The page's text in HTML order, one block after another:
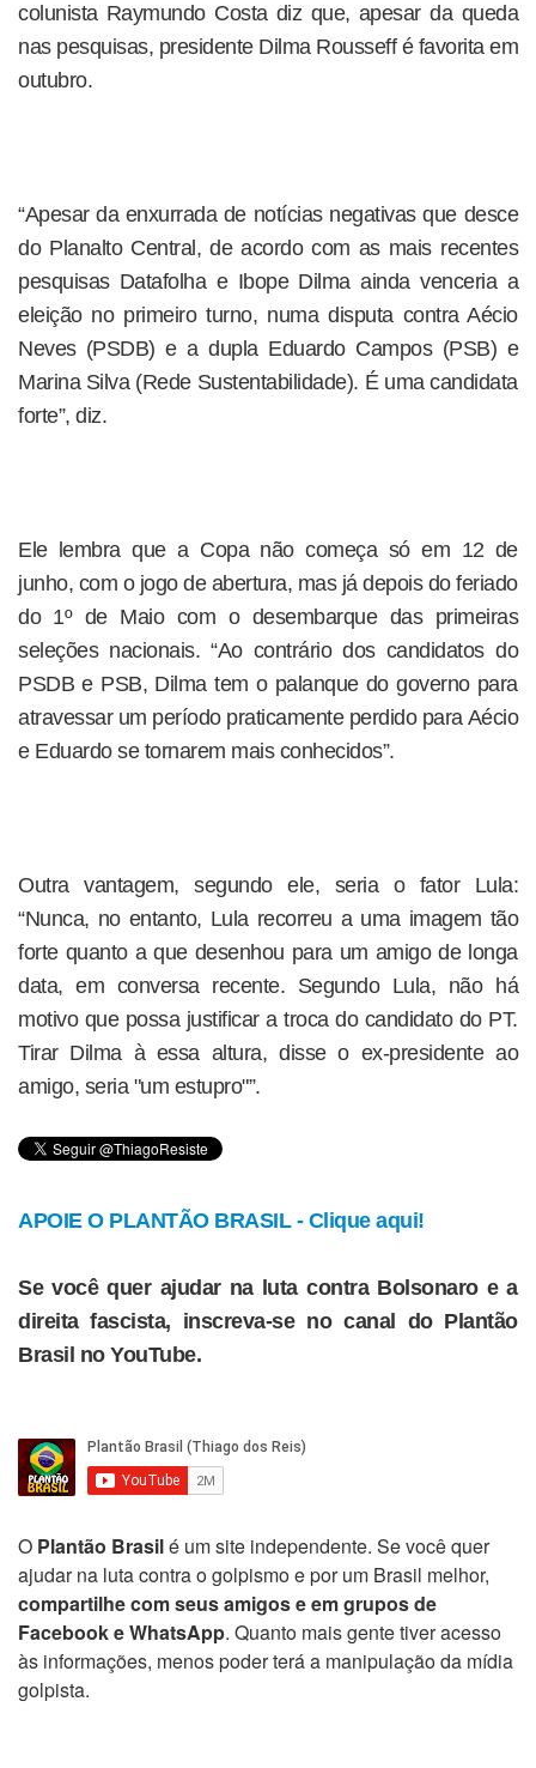
colunista Raymundo Costa diz que, apesar da queda
nas pesquisas, presidente Dilma Rousseff é favorita em
outubro.
“Apesar da enxurrada de notícias negativas que desce
do Planalto Central, de acordo com as mais recentes
pesquisas Datafolha e Ibope Dilma ainda venceria a
eleição no primeiro turno, numa disputa contra Aécio
Neves (PSDB) e a dupla Eduardo Campos (PSB) e
Marina Silva (Rede Sustentabilidade). É uma candidata
forte”, diz.
Ele lembra que a Copa não começa só em 12 de
junho, com o jogo de abertura, mas já depois do feriado
do 1º de Maio com o desembarque das primeiras
seleções nacionais. “Ao contrário dos candidatos do
PSDB e PSB, Dilma tem o palanque do governo para
atravessar um período praticamente perdido para Aécio
e Eduardo se tornarem mais conhecidos”.
Outra vantagem, segundo ele, seria o fator Lula:
“Nunca, no entanto, Lula recorreu a uma imagem tão
forte quanto a que desenhou para um amigo de longa
data, em conversa recente. Segundo Lula, não há
motivo que possa justificar a troca do candidato do PT.
Tirar Dilma à essa altura, disse o ex-presidente ao
amigo, seria "um estupro"”.
APOIE O PLANTÃO BRASIL - Clique aqui!
Se você quer ajudar na luta contra Bolsonaro e a
direita fascista, inscreva-se no canal do Plantão
Brasil no YouTube.
O Plantão Brasilé um site independente. Se você quer
ajudar na luta contra o golpismo e por um Brasil melhor,
compartilhe com seus amigos e em grupos de
Facebook e WhatsApp. Quanto mais gente tiver acesso
às informações, menos poder terá a manipulação da mídia
golpista.